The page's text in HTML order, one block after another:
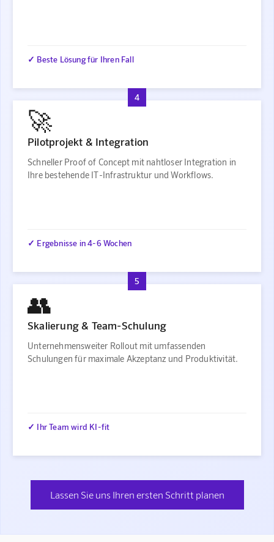
✓ Beste Lösung für Ihren Fall
4
🚀
Pilotprojekt & Integration
Schneller Proof of Concept mit nahtloser Integration in
Ihre bestehende IT-Infrastruktur und Workflows.
✓ Ergebnisse in 4-6 Wochen
5
👥
Skalierung & Team-Schulung
Unternehmensweiter Rollout mit umfassenden
Schulungen für maximale Akzeptanz und Produktivität.
✓ Ihr Team wird KI-fit
Lassen Sie uns Ihren ersten Schritt planen